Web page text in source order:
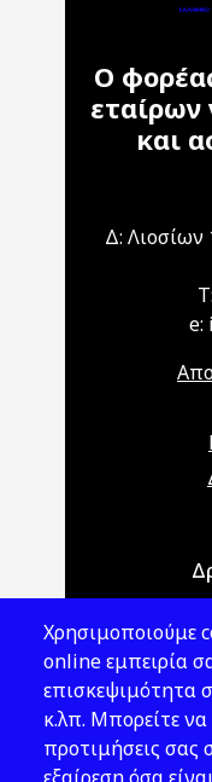
Ο
εταίρων
και
Δ: Λιοσίων
e:
Main
Χρησιμοποιούμε
online εμπειρία
επισκεψιμότητα
κ.λπ. Μπορείτε να
προτιμήσεις σας